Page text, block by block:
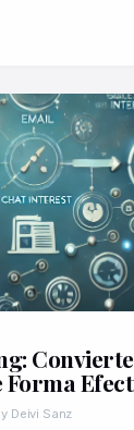
Forma
Deivi Sanz